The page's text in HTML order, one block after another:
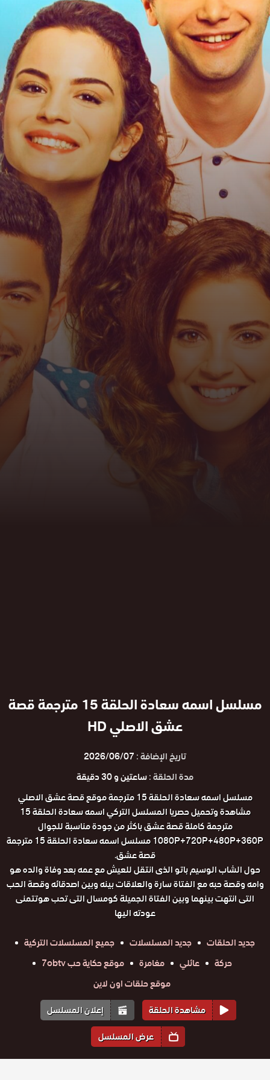
مسلسل اسمه سعادة الحلقة 15 مترجمة قصة
عشق الاصلي HD
تاريخ الإضافة :2026/06/07
مدة الحلقة :ساعتين و 30 دقيقة
مسلسل اسمه سعادة الحلقة 15 مترجمة موقع قصة عشق الاصلي
مشاهدة وتحميل حصريا المسلسل التركي اسمه سعادة الحلقة 15
مترجمة كاملة قصة عشق باكثر من جودة مناسبة للجوال
1080P+720P+480P+360P مسلسل اسمه سعادة الحلقة 15 مترجمة
قصة عشق.
حول الشاب الوسيم باتو الذى انتقل للعيش مع عمه بعد وفاة والده هو
وامه وقصة حبه مع الفتاة سارة والعلاقات بينه وبين اصدقائه وقصة الحب
التى انتهت بينهما وبين الفتاة الجميلة كومسال التى تحب هوتتمنى
عودته اليها
جديد الحلقات
جديد المسلسلات
جميع المسلسلات التركية
حركة
عائلي مغامرة
موقع حكاية حب 7obtv
موقع حلقات اون لاين
مشاهدة الحلقة
إعلان المسلسل
عرض المسلسل